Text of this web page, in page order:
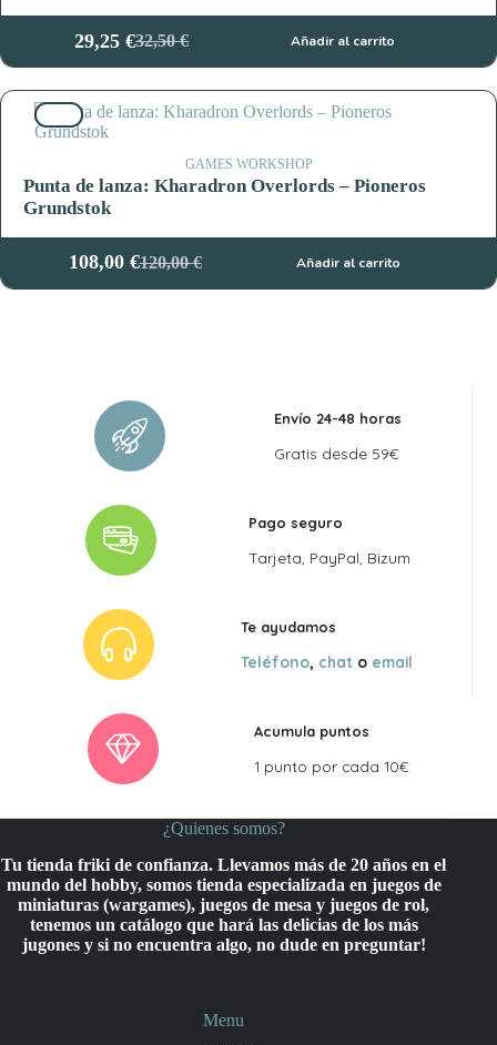
32,50€
El
precio
original
era:
29,25€El
precio
actual
es:
Añadir al carrito
GAMES WORKSHOP
Punta de lanza: Kharadron Overlords – Pioneros
Grundstok
120,00€
El
precio
108,00 €El
precio
Añadir al carrito
Envío 24-48 horas
Gratis desde 59€
Pago seguro
Tarjeta, PayPal, Bizum
Te ayudamos
Teléfono, chat o email
Acumula puntos
1 punto por cada 10€
¿Quienes somos?
Tu tienda friki de confianza. Llevamos más de 20 años en el
mundo del hobby, somos tienda especializada en juegos de
miniaturas (wargames), juegos de mesa y juegos de rol,
tenemos un catálogo que hará las delicias de los más
jugones y si no encuentra algo, no dude en preguntar!
Menu